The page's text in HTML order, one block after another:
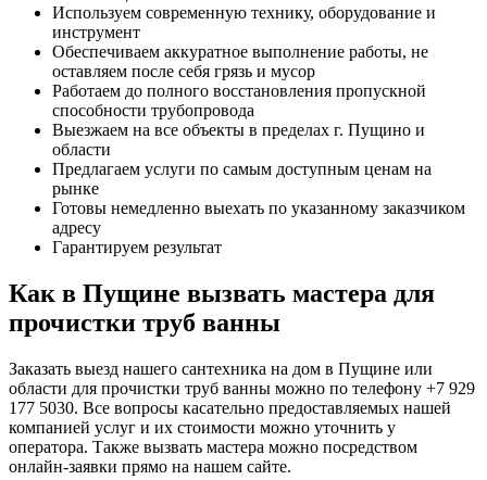
Используем современную технику, оборудование и
инструмент
Обеспечиваем аккуратное выполнение работы, не
оставляем после себя грязь и мусор
Работаем до полного восстановления пропускной
способности трубопровода
Выезжаем на все объекты в пределах г. Пущино и
области
Предлагаем услуги по самым доступным ценам на
рынке
Готовы немедленно выехать по указанному заказчиком
адресу
Гарантируем результат
Как в Пущине вызвать мастера для
прочистки труб ванны
Заказать выезд нашего сантехника на дом в Пущине или
области для прочистки труб ванны можно по телефону +7 929
177 5030. Все вопросы касательно предоставляемых нашей
компанией услуг и их стоимости можно уточнить у
оператора. Также вызвать мастера можно посредством
онлайн-заявки прямо на нашем сайте.